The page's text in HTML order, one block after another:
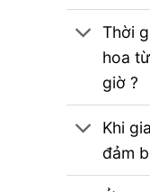
Thời
hoa
giờ ?
Khi
đảm